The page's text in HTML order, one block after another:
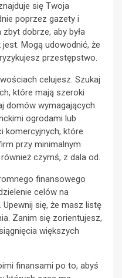
się Twoja
poprzez gazety i
dobrze, aby była
Mogą udowodnić, że
przestępstwo.
celujesz. Szukaj
które mają szeroki
domów wymagających
ogrodami lub
komercyjnych, które
przy minimalnym
czymś, z dala od.
finansowego
celów na
się, że masz listę
Zanim się zorientujesz,
większych
finansami po to, abyś